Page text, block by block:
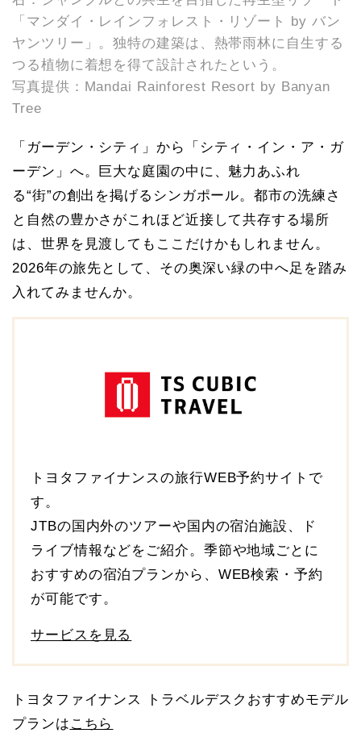
「マンダイ・レインフォレスト・リゾート by バン
ヤンツリー」。独特の建築は、熱帯雨林に自生する
つる植物に着想を得て設計されたという。
写真提供：Mandai Rainforest Resort by Banyan
Tree
「ガーデン・シティ」から「シティ・イン・ア・ガ
ーデン」へ。巨大な庭園の中に、魅力あふれ
る“街”の創出を掲げるシンガポール。都市の洗練さ
と自然の豊かさがこれほど近接して共存する場所
は、世界を見渡してもここだけかもしれません。
2026年の旅先として、その奥深い緑の中へ足を踏み
入れてみませんか。
トヨタファイナンスの旅行WEB予約サイトで
す。
JTBの国内外のツアーや国内の宿泊施設、ド
ライブ情報などをご紹介。季節や地域ごとに
おすすめの宿泊プランから、WEB検索・予約
が可能です。
サービスを見る
トヨタファイナンス トラベルデスクおすすめモデル
プランは こちら